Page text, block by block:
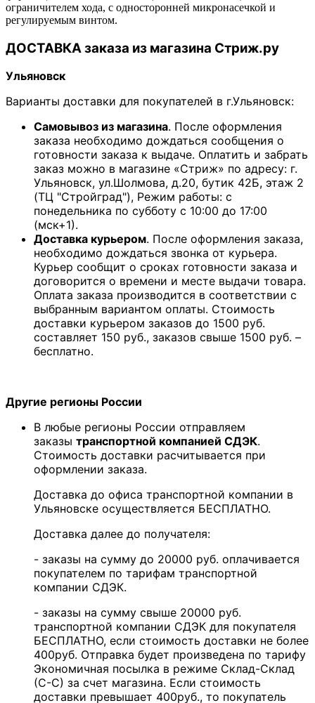
ограничителем хода, с односторонней микронасечкой и
регулируемым винтом.
ДОСТАВКА заказа из магазина Стриж.ру
Ульяновск
Варианты доставки для покупателей в г.Ульяновск:
Самовывоз из магазина. После оформления
заказа необходимо дождаться сообщения о
готовности заказа к выдаче. Оплатить и забрать
заказ можно в магазине «Стриж» по адресу: г.
Ульяновск, ул.Шолмова, д.20, бутик 42Б, этаж 2
(ТЦ "Стройград"), Режим работы: с
понедельника по субботу с 10:00 до 17:00
(мск+1).
Доставка курьером. После оформления заказа,
необходимо дождаться звонка от курьера.
Курьер сообщит о сроках готовности заказа и
договорится о времени и месте выдачи товара.
Оплата заказа производится в соответствии с
выбранным вариантом оплаты. Стоимость
доставки курьером заказов до 1500 руб.
составляет 150 руб., заказов свыше 1500 руб. –
бесплатно.
Другие регионы России
В любые регионы России отправляем
заказы транспортной компанией СДЭК.
Стоимость доставки расчитывается при
оформлении заказа.
Доставка до офиса транспортной компании в
Ульяновске осуществляется БЕСПЛАТНО.
Доставка далее до получателя:
- заказы на сумму до 20000 руб. оплачивается
покупателем по тарифам транспортной
компании СДЭК.
- заказы на сумму свыше 20000 руб.
транспортной компании СДЭК для покупателя
БЕСПЛАТНО, если стоимость доставки не более
400руб. Отправка будет произведена по тарифу
Экономичная посылка в режиме Склад-Склад
(С-С) за счет магазина. Если стоимость
доставки превышает 400руб., то покупатель